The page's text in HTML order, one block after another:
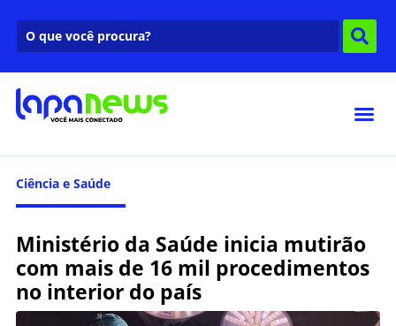
Ciência e Saúde
Ministério da Saúde inicia mutirão
com mais de 16 mil procedimentos
no interior do país